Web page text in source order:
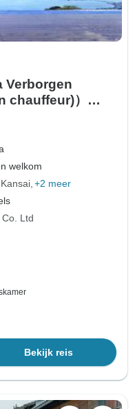
Verborgen
chauffeur)）
welkom
Kansai +2 meer
Ltd
Bekijk reis